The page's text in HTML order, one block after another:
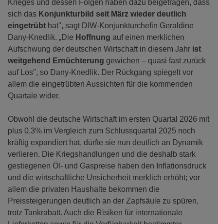
Krieges und dessen Folgen haben dazu beigetragen, dass
sich das Konjunkturbild seit März wieder deutlich
eingetrübt hat", sagt DIW-Konjunkturchefin Geraldine
Dany-Knedlik. „Die Hoffnung auf einen merklichen
Aufschwung der deutschen Wirtschaft in diesem Jahr ist
weitgehend Ernüchterung gewichen – quasi fast zurück
auf Los", so Dany-Knedlik. Der Rückgang spiegelt vor
allem die eingetrübten Aussichten für die kommenden
Quartale wider.
Obwohl die deutsche Wirtschaft im ersten Quartal 2026 mit
plus 0,3% im Vergleich zum Schlussquartal 2025 noch
kräftig expandiert hat, dürfte sie nun deutlich an Dynamik
verlieren. Die Kriegshandlungen und die deshalb stark
gestiegenen Öl- und Gaspreise haben den Inflationsdruck
und die wirtschaftliche Unsicherheit merklich erhöht; vor
allem die privaten Haushalte bekommen die
Preissteigerungen deutlich an der Zapfsäule zu spüren,
trotz Tankrabatt. Auch die Risiken für internationale